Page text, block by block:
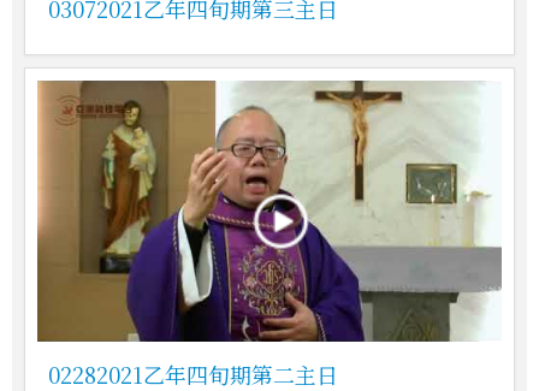
03072021乙年四旬期第三主日
02282021乙年四旬期第二主日